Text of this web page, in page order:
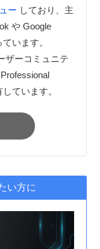
ー しており、主
や Google
います。
ザーコミュニテ
ています。
い方に